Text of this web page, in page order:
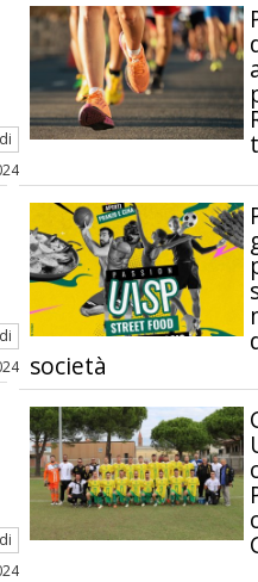
società